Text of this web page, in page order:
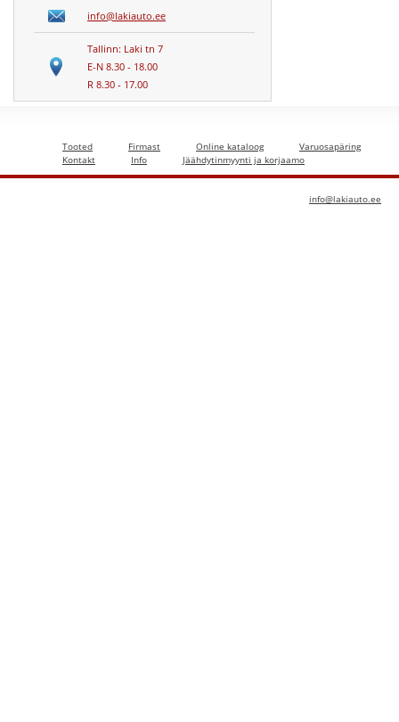
info@lakiauto.ee
Tallinn: Laki tn 7
E-N 8.30 - 18.00
R 8.30 - 17.00
Tooted Firmast Online kataloog
Varuosapäring
Kontakt
Info Jäähdytinmyynti ja korjaamo
info@lakiauto.ee